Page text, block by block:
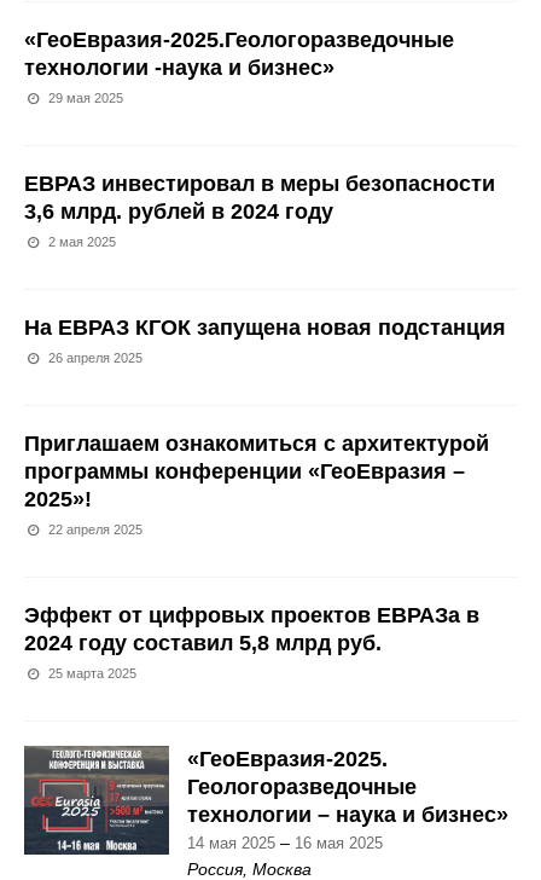
«ГеоЕвразия-2025.Геологоразведочные
технологии -наука и бизнес»
29 мая 2025
ЕВРАЗ инвестировал в меры безопасности
3,6 млрд. рублей в 2024 году
2 мая 2025
На ЕВРАЗ КГОК запущена новая подстанция
26 апреля 2025
Приглашаем ознакомиться с архитектурой
программы конференции «ГеоЕвразия –
2025»!
22 апреля 2025
Эффект от цифровых проектов ЕВРАЗа в
2024 году составил 5,8 млрд руб.
25 марта 2025
«ГеоЕвразия-2025.
Геологоразведочные
технологии – наука и бизнес»
14 мая 2025 – 16 мая 2025
Россия, Москва